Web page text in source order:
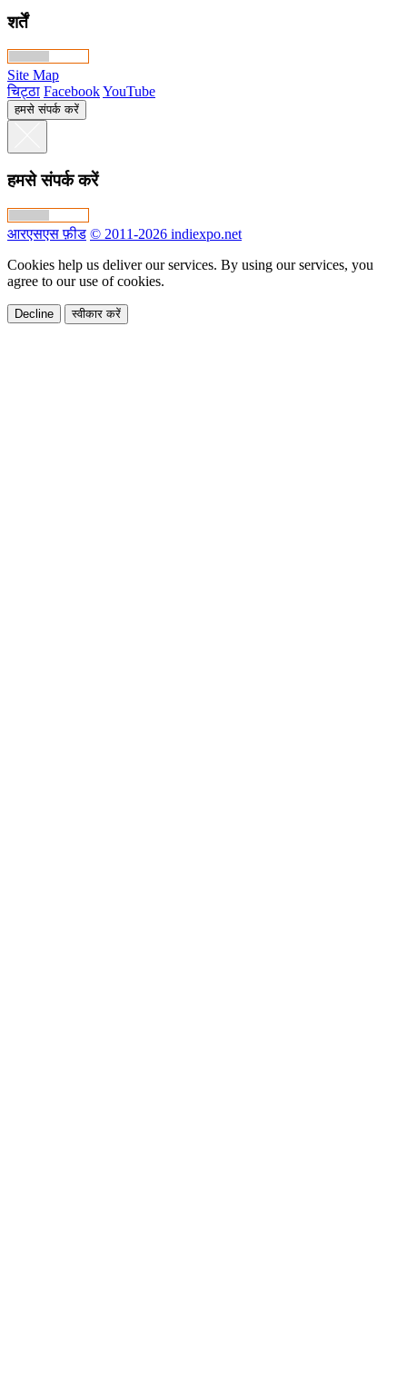
शर्तें
Site Map
चिट्ठा FacebookYouTube
हमसे संपर्क करें
हमसे संपर्क करें
आरएसएस फ़ीड © 2011-2026 indiexpo.net
Cookies help us deliver our services. By using our services, you
agree to our use of cookies.
Decline स्वीकार करें